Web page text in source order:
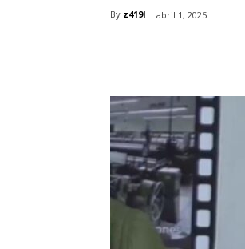
By z419l abril 1, 2025